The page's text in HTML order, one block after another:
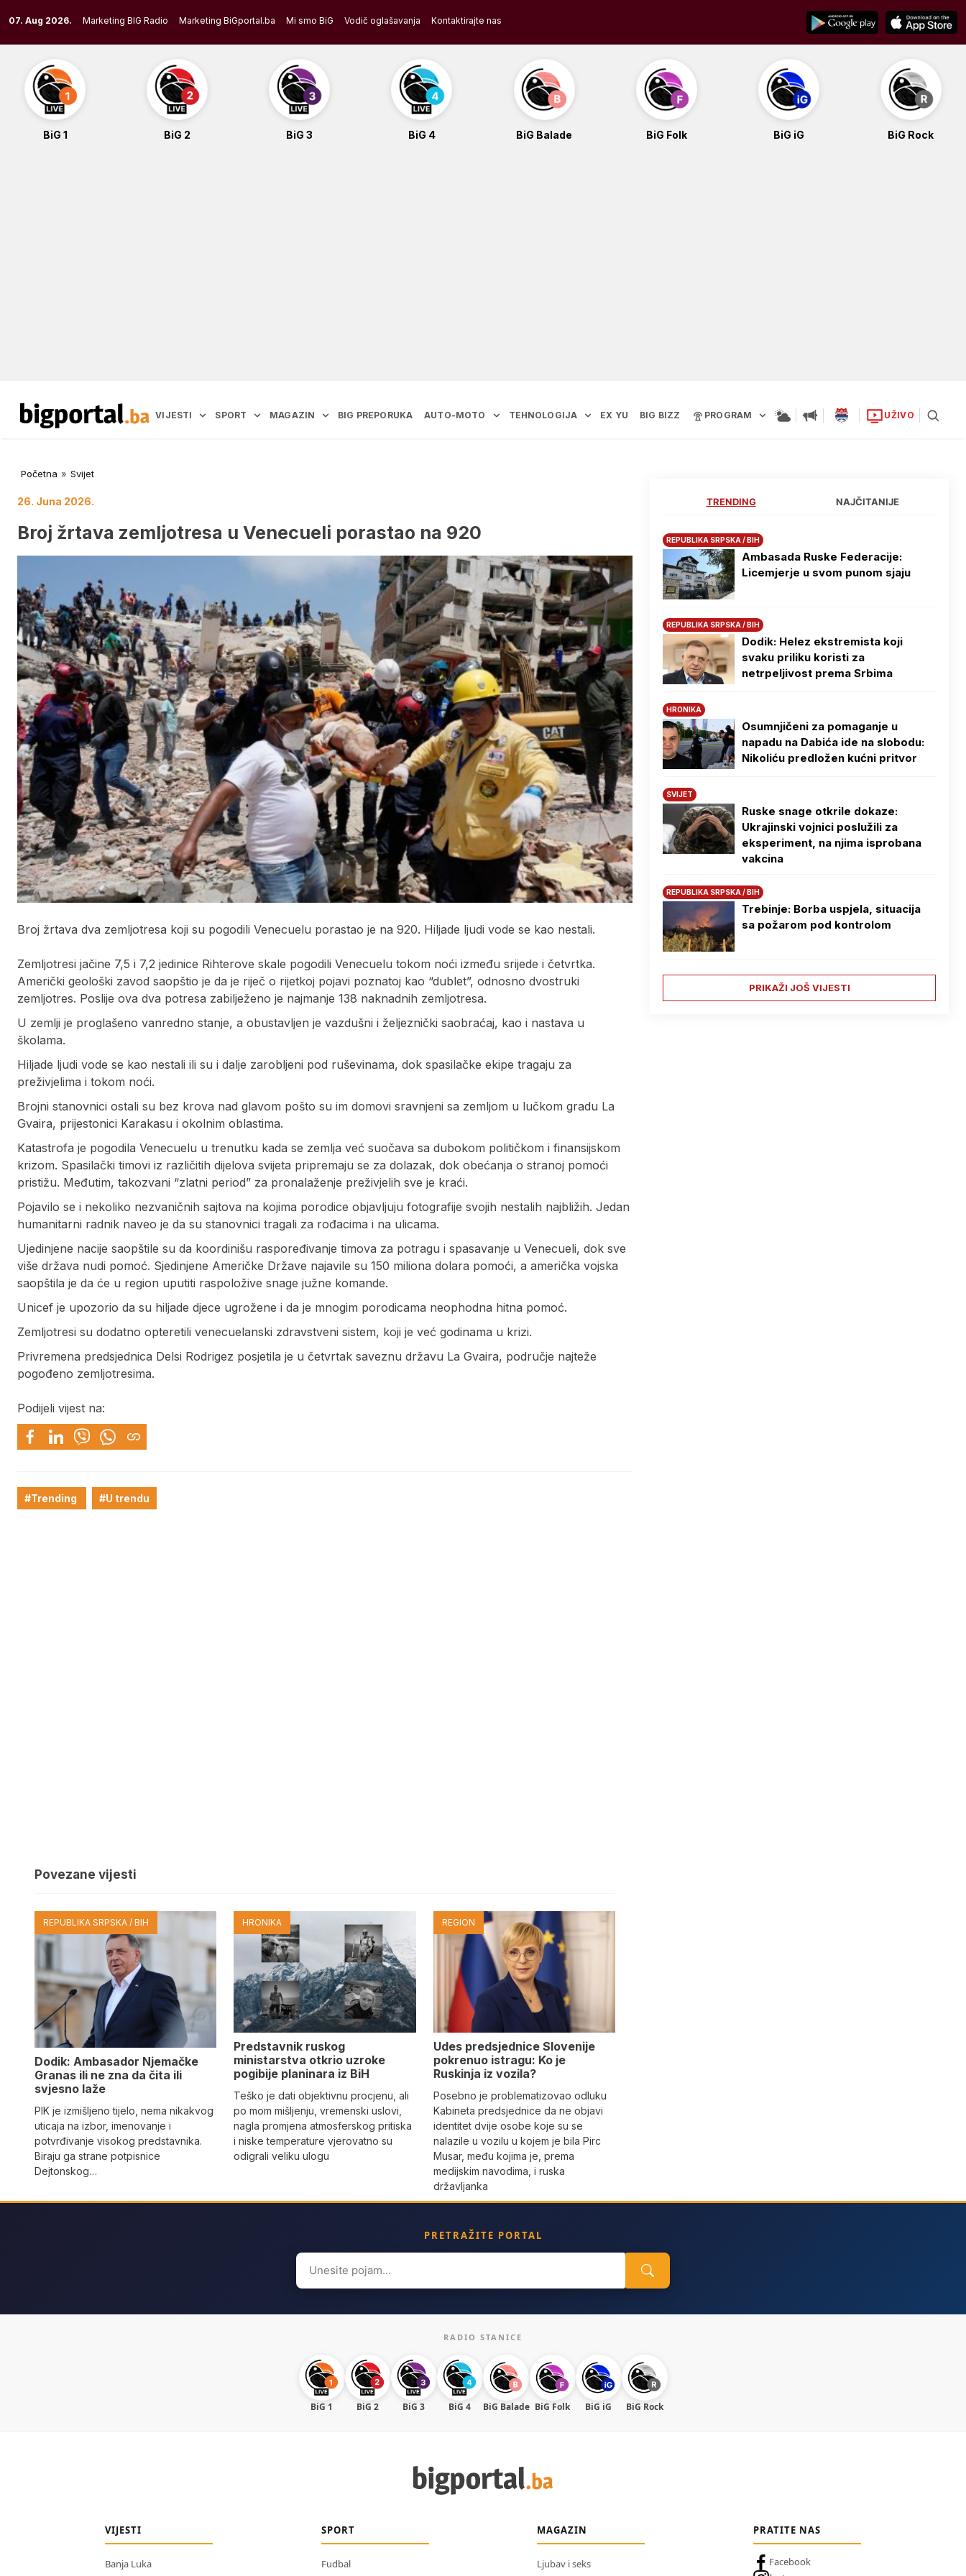
to
content
07. Aug 2026. Marketing BIG Radio Marketing BiGportal.ba Mi smo BiG Vodič oglašavanja Kontaktirajte nas
BiG 1 BiG 2 BiG 3 BiG 4 BiG Balade BiG Folk BiG iG BiG Rock
VIJESTI SPORT MAGAZIN BIG PREPORUKA AUTO-MOTO TEHNOLOGIJA EX YU BIG BIZZ PROGRAM UŽIVO
Početna » Svijet
26. Juna 2026.
Broj žrtava zemljotresa u Venecueli porastao na 920
Broj žrtava dva zemljotresa koji su pogodili Venecuelu porastao je na 920. Hiljade ljudi vode se kao nestali.
Zemljotresi jačine 7,5 i 7,2 jedinice Rihterove skale pogodili Venecuelu tokom noći između srijede i četvrtka.
Američki geološki zavod saopštio je da je riječ o rijetkoj pojavi poznatoj kao “dublet”, odnosno dvostruki
zemljotres. Poslije ova dva potresa zabilježeno je najmanje 138 naknadnih zemljotresa.
U zemlji je proglašeno vanredno stanje, a obustavljen je vazdušni i željeznički saobraćaj, kao i nastava u
školama.
Hiljade ljudi vode se kao nestali ili su i dalje zarobljeni pod ruševinama, dok spasilačke ekipe tragaju za
preživjelima i tokom noći.
Brojni stanovnici ostali su bez krova nad glavom pošto su im domovi sravnjeni sa zemljom u lučkom gradu La
Gvaira, prijestonici Karakasu i okolnim oblastima.
Katastrofa je pogodila Venecuelu u trenutku kada se zemlja već suočava sa dubokom političkom i finansijskom
krizom. Spasilački timovi iz različitih dijelova svijeta pripremaju se za dolazak, dok obećanja o stranoj pomoći
pristižu. Međutim, takozvani “zlatni period” za pronalaženje preživjelih sve je kraći.
Pojavilo se i nekoliko nezvaničnih sajtova na kojima porodice objavljuju fotografije svojih nestalih najbližih. Јedan
humanitarni radnik naveo je da su stanovnici tragali za rođacima i na ulicama.
Ujedinjene nacije saopštile su da koordinišu raspoređivanje timova za potragu i spasavanje u Venecueli, dok sve
više država nudi pomoć. Sjedinjene Američke Države najavile su 150 miliona dolara pomoći, a američka vojska
saopštila je da će u region uputiti raspoložive snage južne komande.
Unicef je upozorio da su hiljade djece ugrožene i da je mnogim porodicama neophodna hitna pomoć.
Zemljotresi su dodatno opteretili venecuelanski zdravstveni sistem, koji je već godinama u krizi.
Privremena predsjednica Delsi Rodrigez posjetila je u četvrtak saveznu državu La Gvaira, područje najteže
pogođeno zemljotresima.
Podijeli vijest na:
#Trending #U trendu
Povezane vijesti
REPUBLIKA SRPSKA / BIH
Dodik: Ambasador Njemačke
Granas ili ne zna da čita ili
svjesno laže
PIK je izmišljeno tijelo, nema nikakvog
uticaja na izbor, imenovanje i
potvrđivanje visokog predstavnika.
Biraju ga strane potpisnice
Dejtonskog…
HRONIKA
Predstavnik ruskog
ministarstva otkrio uzroke
pogibije planinara iz BiH
Teško je dati objektivnu procjenu, ali
po mom mišljenju, vremenski uslovi,
nagla promjena atmosferskog pritiska
i niske temperature vjerovatno su
odigrali veliku ulogu
REGION
Udes predsjednice Slovenije
pokrenuo istragu: Ko je
Ruskinja iz vozila?
Posebno je problematizovao odluku
Kabineta predsjednice da ne objavi
identitet dvije osobe koje su se
nalazile u vozilu u kojem je bila Pirc
Musar, među kojima je, prema
medijskim navodima, i ruska
državljanka
TRENDING NAJČITANIJE
REPUBLIKA SRPSKA / BIH
Ambasada Ruske Federacije:
Licemjerje u svom punom sjaju
REPUBLIKA SRPSKA / BIH
Dodik: Helez ekstremista koji
svaku priliku koristi za
netrpeljivost prema Srbima
HRONIKA
Osumnjičeni za pomaganje u
napadu na Dabića ide na slobodu:
Nikoliću predložen kućni pritvor
SVIJET
Ruske snage otkrile dokaze:
Ukrajinski vojnici poslužili za
eksperiment, na njima isprobana
vakcina
REPUBLIKA SRPSKA / BIH
Trebinje: Borba uspjela, situacija
sa požarom pod kontrolom
PRIKAŽI JOŠ VIJESTI
PRETRAŽITE PORTAL
Search
for:
RADIO STANICE
BiG 1 BiG 2 BiG 3 BiG 4 BiG Balade BiG Folk BiG iG BiG Rock
VIJESTI
Banja Luka
SPORT
Fudbal
MAGAZIN
Ljubav i seks
PRATITE NAS
Facebook